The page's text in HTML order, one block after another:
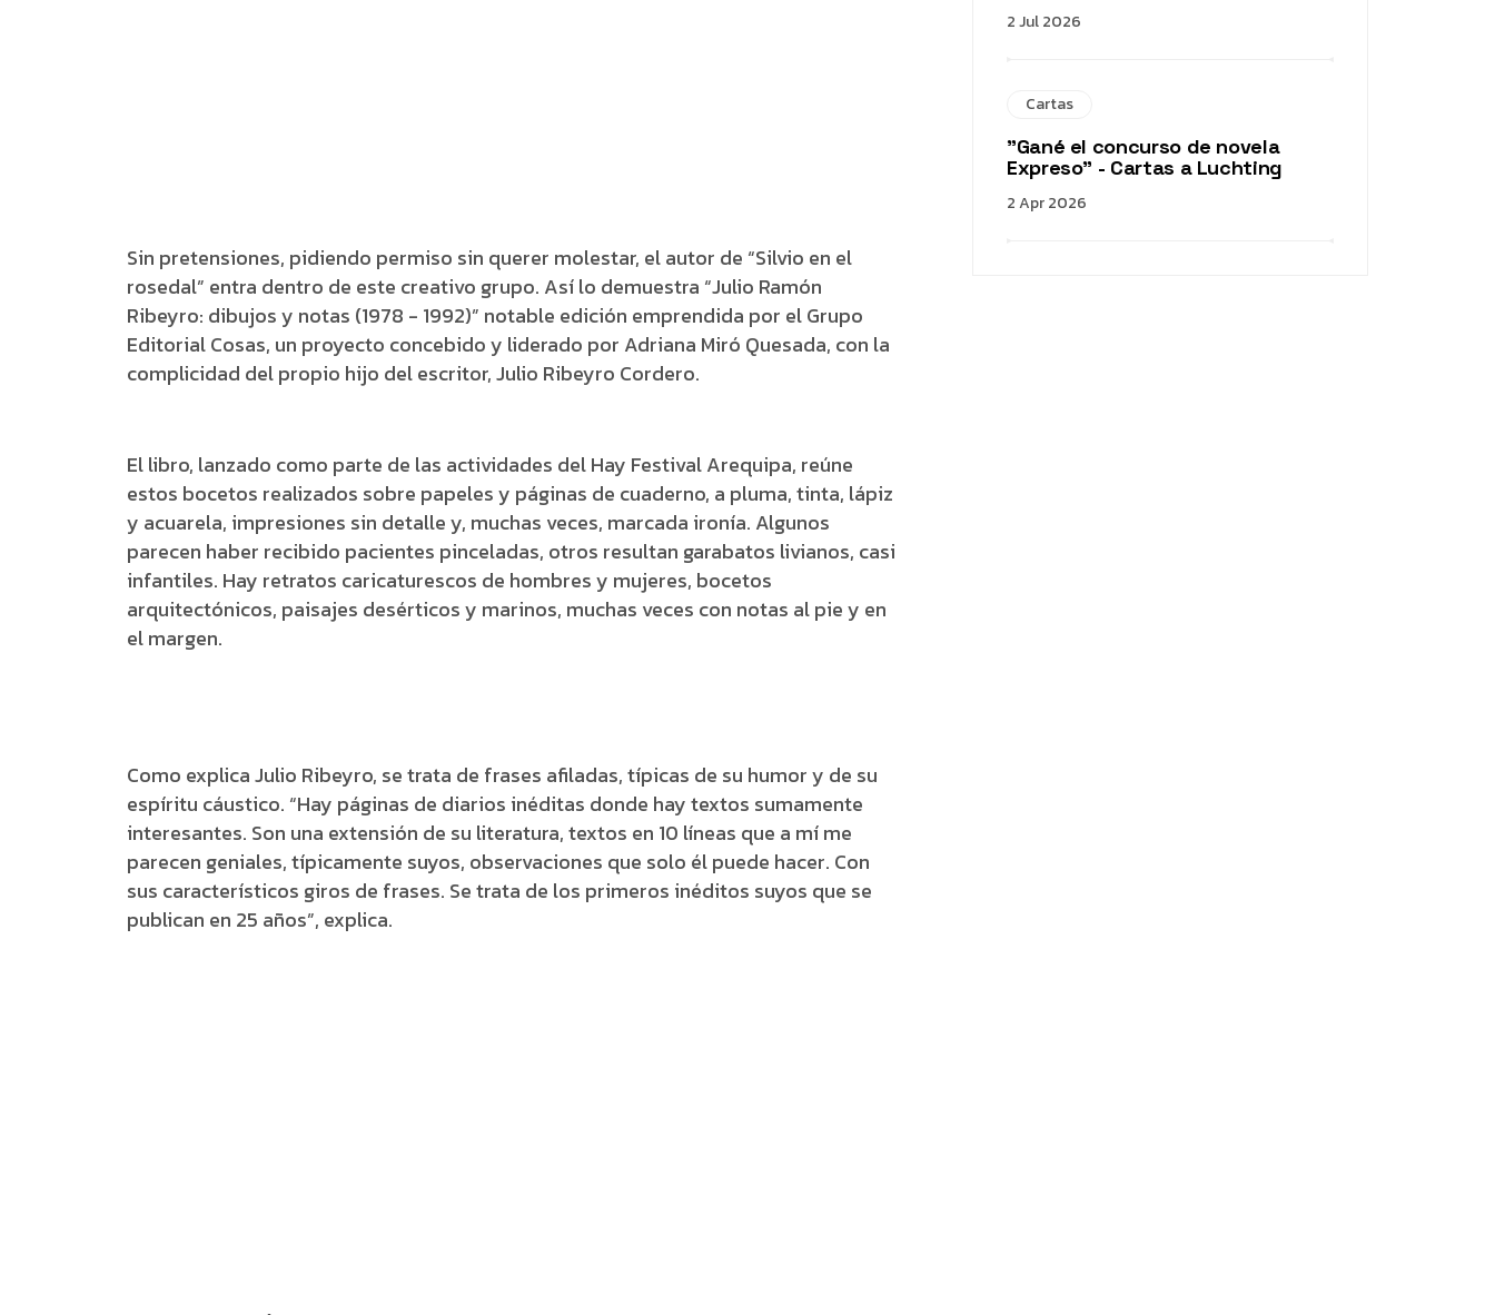
Sin pretensiones, pidiendo permiso sin querer molestar, el autor de “Silvio en el
rosedal” entra dentro de este creativo grupo. Así lo demuestra “Julio Ramón
Ribeyro: dibujos y notas (1978 - 1992)” notable edición emprendida por el Grupo
Editorial Cosas, un proyecto concebido y liderado por Adriana Miró Quesada, con la
complicidad del propio hijo del escritor, Julio Ribeyro Cordero.
El libro, lanzado como parte de las actividades del Hay Festival Arequipa, reúne
estos bocetos realizados sobre papeles y páginas de cuaderno, a pluma, tinta, lápiz
y acuarela, impresiones sin detalle y, muchas veces, marcada ironía. Algunos
parecen haber recibido pacientes pinceladas, otros resultan garabatos livianos, casi
infantiles. Hay retratos caricaturescos de hombres y mujeres, bocetos
arquitectónicos, paisajes desérticos y marinos, muchas veces con notas al pie y en
el margen.
Como explica Julio Ribeyro, se trata de frases afiladas, típicas de su humor y de su
espíritu cáustico. “Hay páginas de diarios inéditas donde hay textos sumamente
interesantes. Son una extensión de su literatura, textos en 10 líneas que a mí me
parecen geniales, típicamente suyos, observaciones que solo él puede hacer. Con
sus característicos giros de frases. Se trata de los primeros inéditos suyos que se
publican en 25 años”, explica.
2 Jul 2026
Cartas
"Gané el concurso de novela
Expreso" - Cartas a Luchting
2 Apr 2026